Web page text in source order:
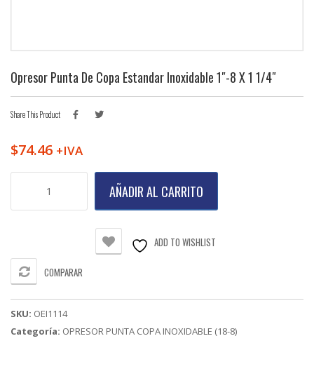
Opresor Punta De Copa Estandar Inoxidable 1″-8 X 1 1/4″
Share This Product
$74.46 +IVA
1"-8
cantidad
AÑADIR AL CARRITO
ADD TO WISHLIST
COMPARAR
SKU: OEI1114
Categoría: OPRESOR PUNTA COPA INOXIDABLE (18-8)